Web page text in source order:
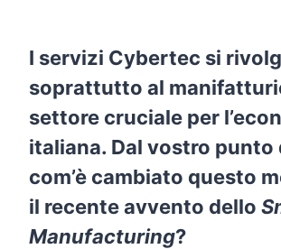
I servizi Cybertec si
soprattutto al
settore cruciale per
italiana. Dal vostro punto
com’è cambiato questo
il recente avvento dello
Manufacturing?